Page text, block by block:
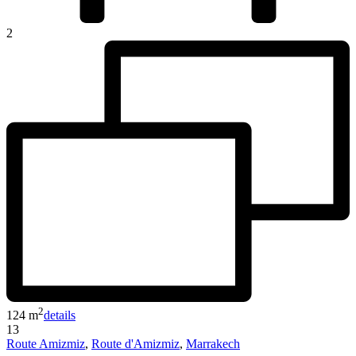
2
124 m2details
13
Route Amizmiz, Route d'Amizmiz, Marrakech